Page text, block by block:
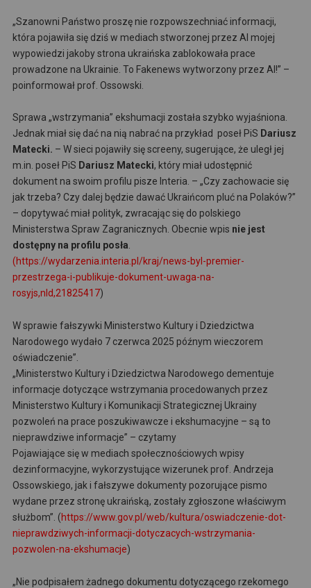
„Szanowni Państwo proszę nie rozpowszechniać informacji,
która pojawiła się dziś w mediach stworzonej przez AI mojej
wypowiedzi jakoby strona ukraińska zablokowała prace
prowadzone na Ukrainie. To Fakenews wytworzony przez AI!” –
poinformował prof. Ossowski.
Sprawa „wstrzymania” ekshumacji została szybko wyjaśniona.
Jednak miał się dać na nią nabrać na przykład poseł PiS Dariusz
Matecki. – W sieci pojawiły się screeny, sugerujące, że uległ jej
m.in. poseł PiS Dariusz Matecki, który miał udostępnić
dokument na swoim profilu pisze Interia. – „Czy zachowacie się
jak trzeba? Czy dalej będzie dawać Ukraińcom pluć na Polaków?”
– dopytywać miał polityk, zwracając się do polskiego
Ministerstwa Spraw Zagranicznych. Obecnie wpis nie jest
dostępny na profilu posła.
(https://wydarzenia.interia.pl/kraj/news-byl-premier-
przestrzega-i-publikuje-dokument-uwaga-na-
rosyjs,nId,21825417)
W sprawie fałszywki Ministerstwo Kultury i Dziedzictwa
Narodowego wydało 7 czerwca 2025 późnym wieczorem
oświadczenie”.
„Ministerstwo Kultury i Dziedzictwa Narodowego dementuje
informacje dotyczące wstrzymania procedowanych przez
Ministerstwo Kultury i Komunikacji Strategicznej Ukrainy
pozwoleń na prace poszukiwawcze i ekshumacyjne – są to
nieprawdziwe informacje” – czytamy
Pojawiające się w mediach społecznościowych wpisy
dezinformacyjne, wykorzystujące wizerunek prof. Andrzeja
Ossowskiego, jak i fałszywe dokumenty pozorujące pismo
wydane przez stronę ukraińską, zostały zgłoszone właściwym
służbom”. (https://www.gov.pl/web/kultura/oswiadczenie-dot-
nieprawdziwych-informacji-dotyczacych-wstrzymania-
pozwolen-na-ekshumacje)
„Nie podpisałem żadnego dokumentu dotyczącego rzekomego